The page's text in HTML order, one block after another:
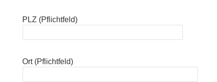
PLZ (Pflichtfeld)
Ort (Pflichtfeld)